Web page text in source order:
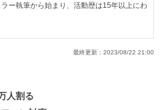
ー執筆から始まり、活動歴は15年以上にわ
最終更新： 2023/08/22 21:00
人割る